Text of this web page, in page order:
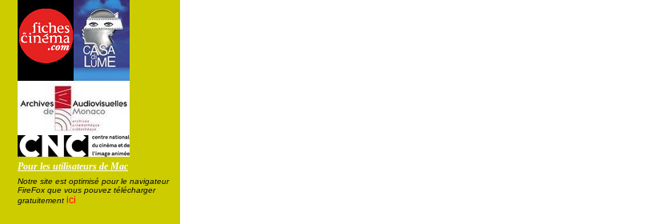
Pour les utilisateurs de Mac
Notre site est optimisé pour le navigateur
FireFox que vous pouvez télécharger
gratuitement ici